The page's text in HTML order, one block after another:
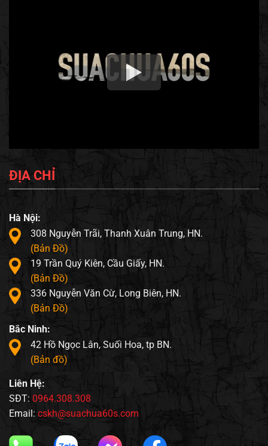
ĐỊA CHỈ
Hà Nội:
308 Nguyễn Trãi, Thanh Xuân Trung, HN.
(Bản Đồ)
19 Trần Quý Kiên, Cầu Giấy, HN.
(Bản Đồ)
336 Nguyễn Văn Cừ, Long Biên, HN.
(Bản Đồ)
Bắc Ninh:
42 Hồ Ngọc Lân, Suối Hoa, tp BN.
(Bản đồ)
Liên Hệ:
SĐT: 0964.308.308
Email: cskh@suachua60s.com